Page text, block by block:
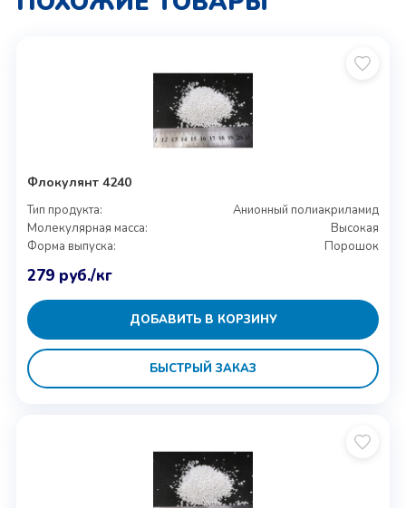
Флокулянт 4240
Тип продукта:
Анионный полиакриламид
Молекулярная масса:
Высокая
Форма выпуска:
Порошок
279 руб./кг
ДОБАВИТЬ В КОРЗИНУ
БЫСТРЫЙ ЗАКАЗ